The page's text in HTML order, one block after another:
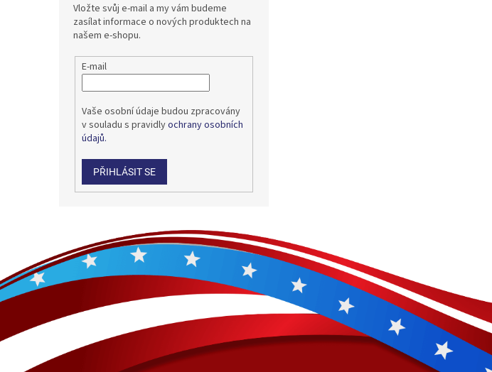
Vložte svůj e-mail a my vám budeme
zasílat informace o nových produktech na
našem e-shopu.
E-mail
Vaše osobní údaje budou zpracovány
v souladu s pravidlyochrany osobních
údajů.
PŘIHLÁSIT SE
t
í